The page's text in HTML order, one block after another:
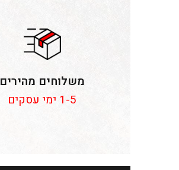
משלוחים מהירים
1-5 ימי עסקים